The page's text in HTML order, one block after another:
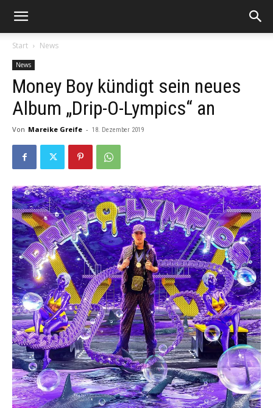
Start News
News
Money Boy kündigt sein neues
Album „Drip-O-Lympics“ an
Von Mareike Greife - 18. Dezember 2019